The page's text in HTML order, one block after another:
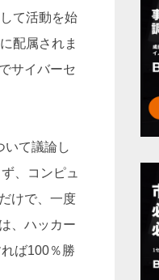
て活動を始
配属されま
サイバーセ
て議論し
、コンピュ
けで、一度
、ハッカー
ば100％勝